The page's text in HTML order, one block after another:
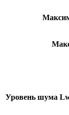
Уровень шума